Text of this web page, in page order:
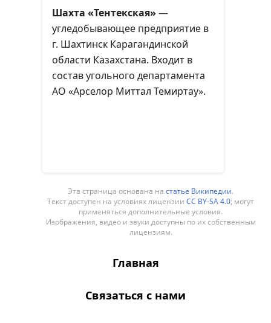
Шахта «Тентекская» —
угледобывающее предприятие в
г. Шахтинск Карагандинской
области Казахстана. Входит в
состав угольного департамента
АО «Арселор Миттал Темиртау».
Эта страница основана на статье Википедии.
Текст доступен на условиях лицензии CC BY-SA 4.0; могут
применяться дополнительные условия.
Изображения, видео и звуки доступны по их собственным
лицензиям.
Главная
Связаться с нами